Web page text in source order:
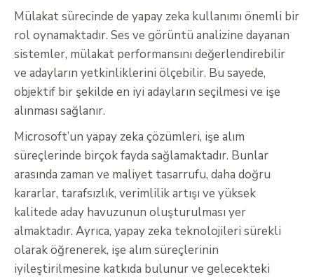
Mülakat sürecinde de yapay zeka kullanımı önemli bir
rol oynamaktadır. Ses ve görüntü analizine dayanan
sistemler, mülakat performansını değerlendirebilir
ve adayların yetkinliklerini ölçebilir. Bu sayede,
objektif bir şekilde en iyi adayların seçilmesi ve işe
alınması sağlanır.
Microsoft’un yapay zeka çözümleri, işe alım
süreçlerinde birçok fayda sağlamaktadır. Bunlar
arasında zaman ve maliyet tasarrufu, daha doğru
kararlar, tarafsızlık, verimlilik artışı ve yüksek
kalitede aday havuzunun oluşturulması yer
almaktadır. Ayrıca, yapay zeka teknolojileri sürekli
olarak öğrenerek, işe alım süreçlerinin
iyileştirilmesine katkıda bulunur ve gelecekteki